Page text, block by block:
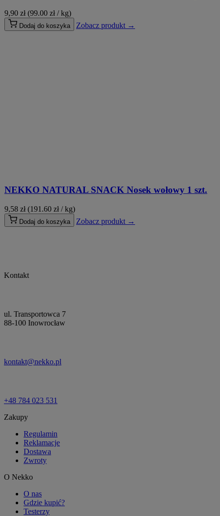
9,90 zł (99.00 zł / kg)
Dodaj do koszyka Zobacz produkt →
NEKKO NATURAL SNACK Nosek wołowy 1 szt.
9,58 zł (191.60 zł / kg)
Dodaj do koszyka Zobacz produkt →
Kontakt
ul. Transportowca 7
88-100 Inowrocław
kontakt@nekko.pl
+48 784 023 531
Zakupy
Regulamin
Reklamacje
Dostawa
Zwroty
O Nekko
O nas
Gdzie kupić?
Testerzy